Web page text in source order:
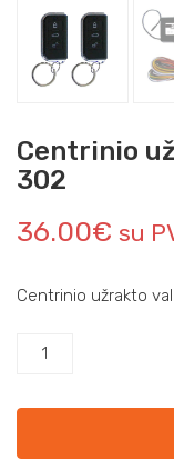
Centrinio
302
36.00€ su
Centrinio užrakto